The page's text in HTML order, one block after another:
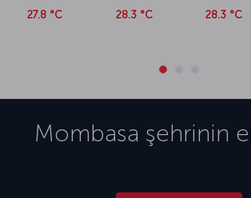
27.8 °C 28.3 °C 28.3 °C
Mombasa şehrinin